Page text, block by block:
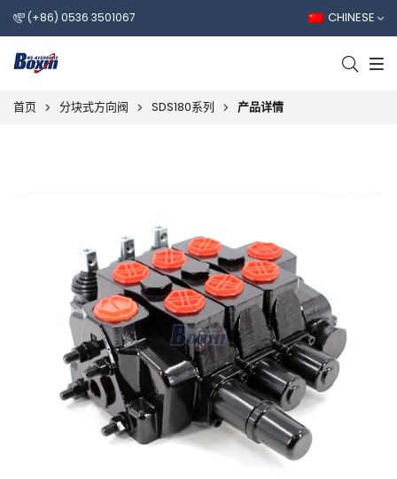
(+86) 0536 3501067 CHINESE
首页 分块式方向阀 SDS180系列 产品详情